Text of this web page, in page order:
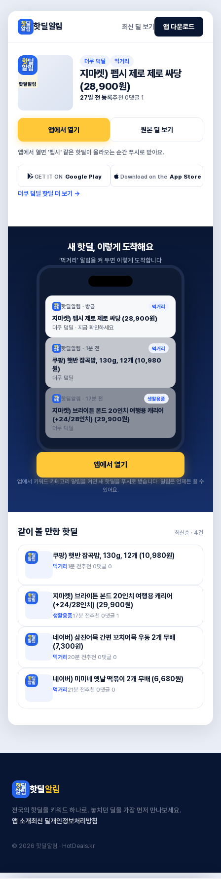
핫딜알림 최신 딜 보기 앱 다운로드
핫딜알림
더쿠 덬딜 먹거리
지마켓) 펩시 제로 제로 싸당
(28,900원)
27일 전 등록추천 0댓글 1
앱에서 열기 원본 딜 보기
앱에서 열면 '펩시' 같은 핫딜이 올라오는 순간 푸시로 받아요.
GET IT ON Google Play Download on the App Store
더쿠 덬딜 핫딜 더 보기 →
새 핫딜, 이렇게 도착해요
‘먹거리 ’ 알림을 켜 두면 이렇게 도착합니다
핫딜알림 · 방금 먹거리
지마켓) 펩시 제로 제로 싸당 (28,900원)
더쿠 덬딜 · 지금 확인하세요
핫딜알림 · 1분 전 먹거리
쿠팡) 햇반 잡곡밥, 130g, 12개 (10,980
원)
더쿠 덬딜
핫딜알림 · 17분 전 생활용품
지마켓) 브라이튼 본드 20인치 여행용 캐리어
(+24/28인치) (29,900원)
더쿠 덬딜
앱에서 열기
앱에서 키워드·카테고리 알림을 켜면 새 핫딜을 푸시로 받습니다. 알림은 언제든 끌 수
있어요.
같이 볼 만한 핫딜 최신순 · 4건
쿠팡) 햇반 잡곡밥, 130g, 12개 (10,980원)
먹거리 1분 전추천 0댓글 0
지마켓) 브라이튼 본드 20인치 여행용 캐리어
(+24/28인치) (29,900원)
생활용품17분 전추천 0댓글 1
네이버) 삼진어묵 간편 꼬치어묵 우동 2개 무배
(7,300원)
먹거리 20분 전추천 0댓글 0
네이버) 미미네 옛날 떡볶이 2개 무배 (6,680원)
먹거리 21분 전추천 0댓글 0
핫딜알림
전국의 핫딜을 키워드 하나로. 놓치던 딜을 가장 먼저 만나보세요.
앱 소개최신 딜개인정보처리방침
© 2026 핫딜알림 · HotDeals.kr